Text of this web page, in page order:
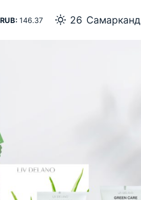
RUB:146.37 26 Самарканд